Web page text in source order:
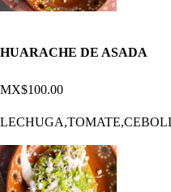
HUARACHE DE ASADA
MX$100.00